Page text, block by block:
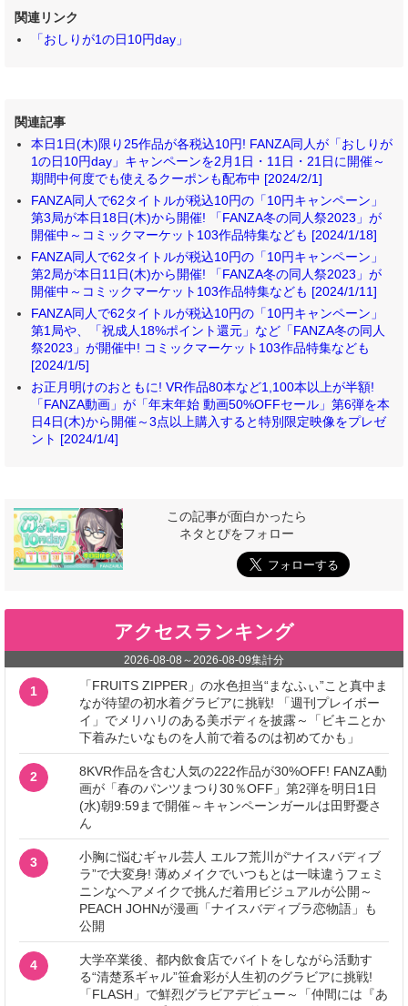
関連リンク
「おしりが1の日10円day」
関連記事
本日1日(木)限り25作品が各税込10円! FANZA同人が「おしりが
1の日10円day」キャンペーンを2月1日・11日・21日に開催～
期間中何度でも使えるクーポンも配布中 [2024/2/1]
FANZA同人で62タイトルが税込10円の「10円キャンペーン」
第3局が本日18日(木)から開催! 「FANZA冬の同人祭2023」が
開催中～コミックマーケット103作品特集なども [2024/1/18]
FANZA同人で62タイトルが税込10円の「10円キャンペーン」
第2局が本日11日(木)から開催! 「FANZA冬の同人祭2023」が
開催中～コミックマーケット103作品特集なども [2024/1/11]
FANZA同人で62タイトルが税込10円の「10円キャンペーン」
第1局や、「祝成人18%ポイント還元」など「FANZA冬の同人
祭2023」が開催中! コミックマーケット103作品特集なども
[2024/1/5]
お正月明けのおともに! VR作品80本など1,100本以上が半額!
「FANZA動画」が「年末年始 動画50%OFFセール」第6弾を本
日4日(木)から開催～3点以上購入すると特別限定映像をプレゼ
ント [2024/1/4]
この記事が面白かったら
ネタとぴをフォロー
アクセスランキング
2026-08-08 ～2026-08-09集計分
1
「FRUITS ZIPPER」の水色担当“まなふぃ”こと真中ま
なが待望の初水着グラビアに挑戦! 「週刊プレイボー
イ」でメリハリのある美ボディを披露～「ビキニとか
下着みたいなものを人前で着るのは初めてかも」
2
8KVR作品を含む人気の222作品が30%OFF! FANZA動
画が「春のパンツまつり30％OFF」第2弾を明日1日
(水)朝9:59まで開催～キャンペーンガールは田野憂さ
ん
3
小胸に悩むギャル芸人 エルフ荒川が“ナイスバディブ
ラ”で大変身! 薄めメイクでいつもとは一味違うフェミ
ニンなヘアメイクで挑んだ着用ビジュアルが公開～
PEACH JOHNが漫画「ナイスバディブラ恋物語」も
公開
4
大学卒業後、都内飲食店でバイトをしながら活動す
る“清楚系ギャル”笹倉彩が人生初のグラビアに挑戦!
「FLASH」で鮮烈グラビアデビュー～「仲間には『あ